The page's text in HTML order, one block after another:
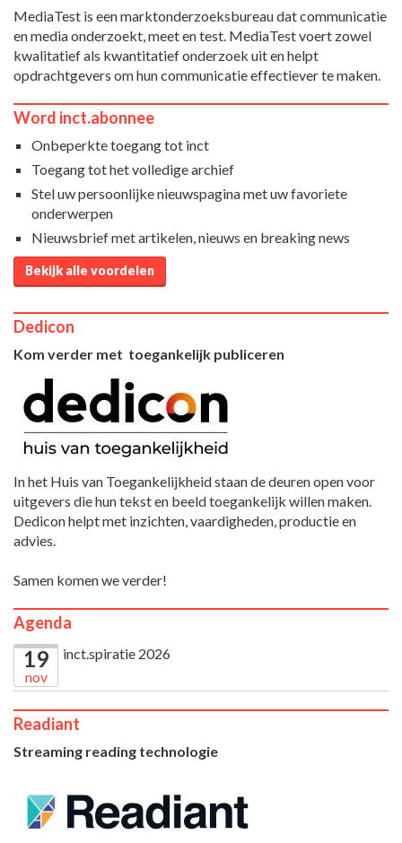
MediaTest is een marktonderzoeksbureau dat communicatie
en media onderzoekt, meet en test. MediaTest voert zowel
kwalitatief als kwantitatief onderzoek uit en helpt
opdrachtgevers om hun communicatie effectiever te maken.
Word inct.abonnee
Onbeperkte toegang tot inct
Toegang tot het volledige archief
Stel uw persoonlijke nieuwspagina met uw favoriete
onderwerpen
Nieuwsbrief met artikelen, nieuws en breaking news
Bekijk alle voordelen
Dedicon
Kom verder met toegankelijk publiceren
In het Huis van Toegankelijkheid staan de deuren open voor
uitgevers die hun tekst en beeld toegankelijk willen maken.
Dedicon helpt met inzichten, vaardigheden, productie en
advies.
Samen komen we verder!
Agenda
19
nov
inct.spiratie 2026
Readiant
Streaming reading technologie